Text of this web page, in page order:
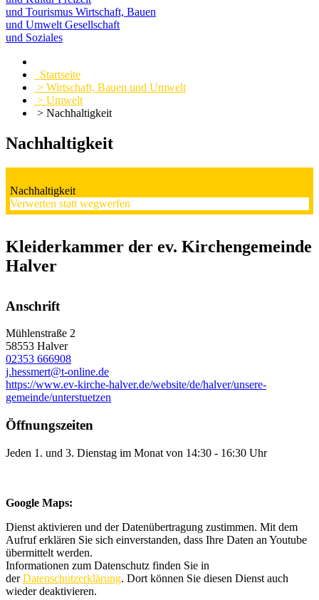
und Tourismus Wirtschaft, Bauen
und Umwelt Gesellschaft
und Soziales
Startseite
> Wirtschaft, Bauen und Umwelt
> Umwelt
> Nachhaltigkeit
Nachhaltigkeit
Nachhaltigkeit
Verwerten statt wegwerfen
Kleiderkammer der ev. Kirchengemeinde
Halver
Anschrift
Mühlenstraße 2
58553 Halver
02353 666908
j.hessmert@t-online.de
https://www.ev-kirche-halver.de/website/de/halver/unsere-
gemeinde/unterstuetzen
Öffnungszeiten
Jeden 1. und 3. Dienstag im Monat von 14:30 - 16:30 Uhr
Google Maps:
Dienst aktivieren und der Datenübertragung zustimmen. Mit dem
Aufruf erklären Sie sich einverstanden, dass Ihre Daten an Youtube
übermittelt werden.
Informationen zum Datenschutz finden Sie in
derDatenschutzerklärung. Dort können Sie diesen Dienst auch
wieder deaktivieren.